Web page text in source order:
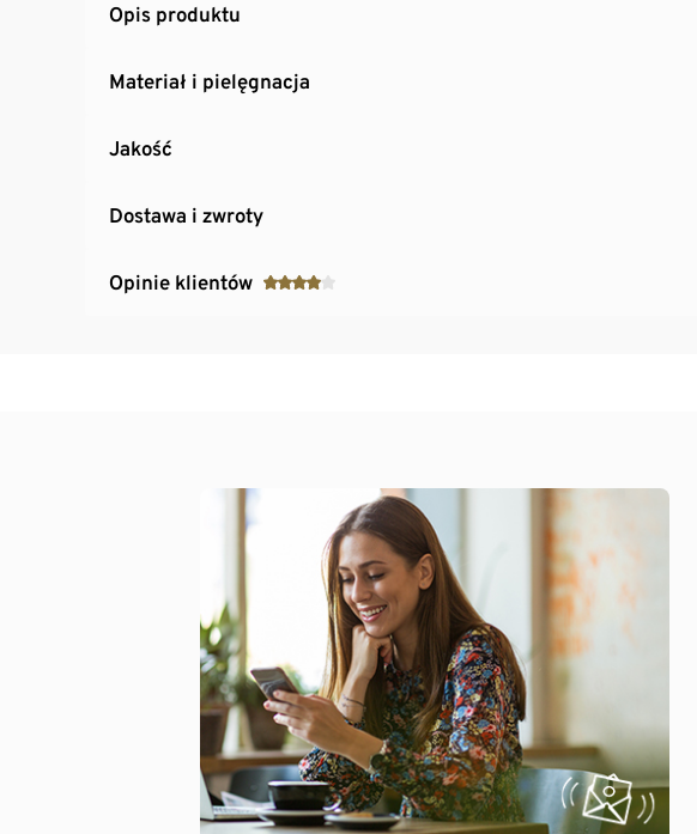
Opis produktu
Materiał i pielęgnacja
Jakość
Dostawa i zwroty
Opinie klientów